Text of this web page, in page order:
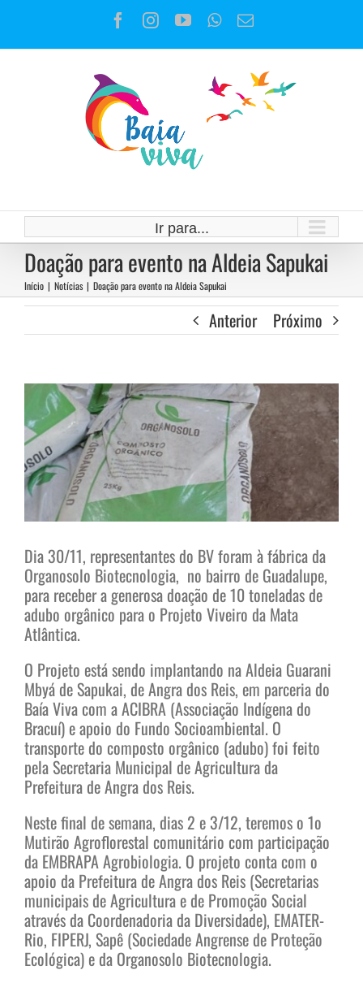
o
Facebook
Instagram
YouTubeWhatsApp
E-
Ir para...
Doação para evento na Aldeia Sapukai
Início | Notícias | Doação para evento na Aldeia Sapukai
Anterior Próximo
View
Larger
Image
Dia 30/11, representantes do BV foram à fábrica da
Organosolo Biotecnologia, no bairro de Guadalupe,
para receber a generosa doação de 10 toneladas de
adubo orgânico para o Projeto Viveiro da Mata
Atlântica.
O Projeto está sendo implantando na Aldeia Guarani
Mbyá de Sapukai, de Angra dos Reis, em parceria do
Baía Viva com a ACIBRA (Associação Indígena do
Bracuí) e apoio do Fundo Socioambiental. O
transporte do composto orgânico (adubo) foi feito
pela Secretaria Municipal de Agricultura da
Prefeitura de Angra dos Reis.
Neste final de semana, dias 2 e 3/12, teremos o 1o
Mutirão Agroflorestal comunitário com participação
da EMBRAPA Agrobiologia. O projeto conta com o
apoio da Prefeitura de Angra dos Reis (Secretarias
municipais de Agricultura e de Promoção Social
através da Coordenadoria da Diversidade), EMATER-
Rio, FIPERJ, Sapê (Sociedade Angrense de Proteção
Ecológica) e da Organosolo Biotecnologia.